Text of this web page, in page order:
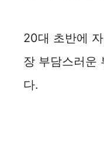
20대 초반에
장 부담스러운
다.